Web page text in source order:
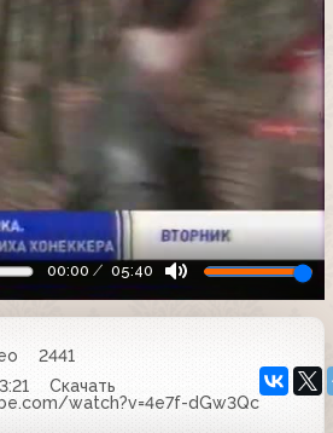
00:00 05:40
2441
Скачать
watch?v=4e7f-dGw3Qc